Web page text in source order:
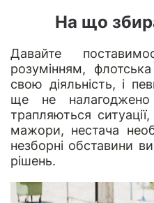
На що
Давайте
розумінням,
свою діяльність, і
ще не налагоджено
трапляються
мажори, нестача
незборні обставини
рішень.